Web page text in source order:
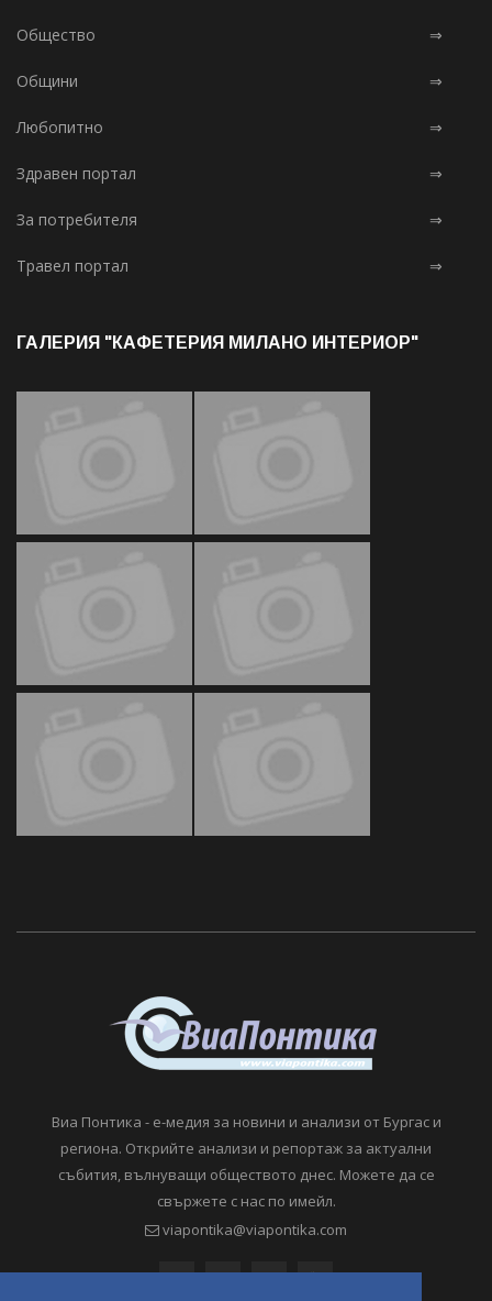
Общество ⇒
Общини ⇒
Любопитно ⇒
Здравен портал ⇒
За потребителя ⇒
Травел портал ⇒
ГАЛЕРИЯ "КАФЕТЕРИЯ МИЛАНО ИНТЕРИОР"
Виа Понтика - е-медия за новини и анализи от Бургас и
региона. Открийте анализи и репортаж за актуални
събития, вълнуващи обществото днес. Можете да се
свържете с нас по имейл.
viapontika@viapontika.com